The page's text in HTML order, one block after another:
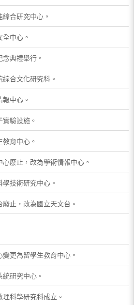
綜合研究中心。
全中心。
典禮舉行。
綜合文化研究科。
報中心。
實驗設施。
教育中心。
心廢止，改為學術情報中心。
學技術研究中心。
廢止，改為國立天文台。
變更為留學生教育中心。
統研究中心。
理科學研究科成立。